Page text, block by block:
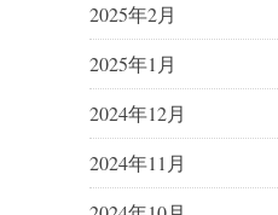
2025年2月
2025年1月
2024年12月
2024年11月